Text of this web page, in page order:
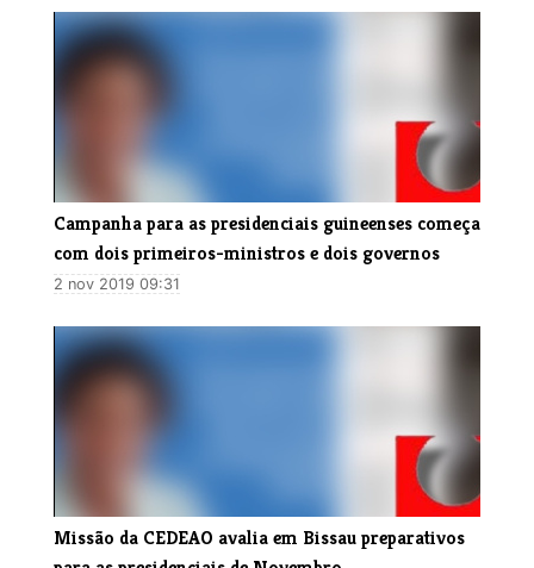
Campanha para as presidenciais guineenses começa
com dois primeiros-ministros e dois governos
2 nov 2019 09:31
Missão da CEDEAO avalia em Bissau preparativos